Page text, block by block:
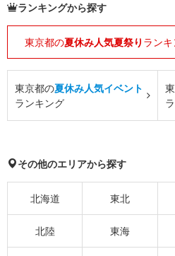
ランキングから探す
東京都の夏休み人気夏祭り ラン
東京都の夏休み人気イベント
ランキング
その他のエリアから探す
北海道 東北
北陸 東海